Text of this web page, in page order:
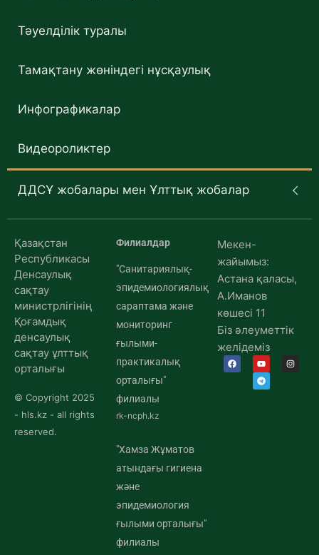
Тәуелділік туралы
Тамақтану жөніндегі нұсқаулық
Инфографикалар
Видеороликтер
ДДСҰ жобалары мен Ұлттық жобалар
Қазақстан
Республикасы
Денсаулық
сақтау
министрлігінің
Қоғамдық
денсаулық
сақтау ұлттық
орталығы
© Copyright 2025
- hls.kz - all rights
reserved.
Филиалдар
"Санитариялық-
эпидемиологиялық
сараптама және
мониторинг
ғылыми-
практикалық
орталығы"
филиалы
rk-ncph.kz
"Хамза Жұматов
атындағы гигиена
және
эпидемиология
ғылыми орталығы"
филиалы
Мекен-
жайымыз:
Астана қаласы,
А.Иманов
көшесі 11
Біз әлеуметтік
желідеміз